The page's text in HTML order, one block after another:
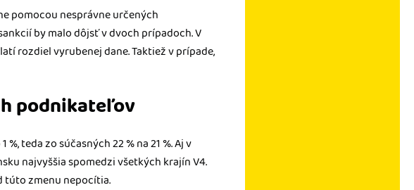
pomocou nesprávne určených
by malo dôjsť v dvoch prípadoch. V
rozdiel vyrubenej dane. Taktiež v prípade,
podnikateľov
teda zo súčasných 22 % na 21 %. Aj v
najvyššia spomedzi všetkých krajín V4.
túto zmenu nepocítia.